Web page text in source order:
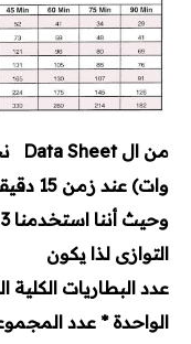
وات) عند زمن 15 دقيقة لذا نختار موديل (S12V370(F
التوازى لذا يكون
عدد البطاريات